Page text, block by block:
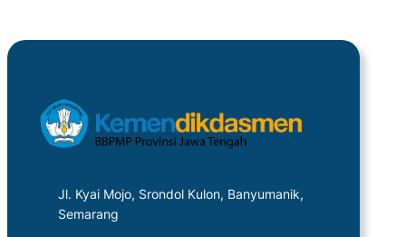
Jl. Kyai Mojo, Srondol Kulon, Banyumanik,
Semarang